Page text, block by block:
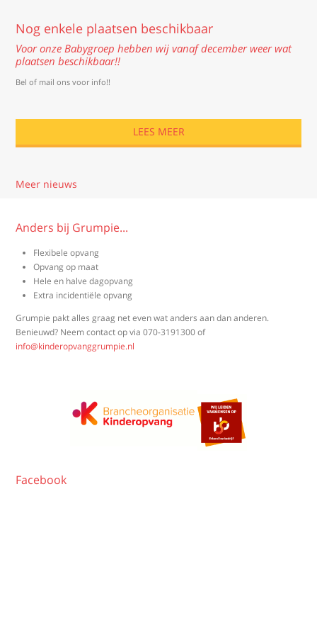
Nog enkele plaatsen beschikbaar
Voor onze Babygroep hebben wij vanaf december weer wat
plaatsen beschikbaar!!
Bel of mail ons voor info!!
LEES MEER
Meer nieuws
Anders bij Grumpie...
Flexibele opvang
Opvang op maat
Hele en halve dagopvang
Extra incidentiële opvang
Grumpie pakt alles graag net even wat anders aan dan anderen.
Benieuwd? Neem contact op via070-3191300of
info@kinderopvanggrumpie.nl
Facebook